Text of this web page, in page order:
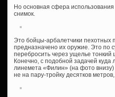
Но основная сфера использования
снимок.
Это бойцы-арбалетчики пехотных
предназначено их оружие. Это по
перебросить через ущелье тонкий
Конечно, с подобной задачей
линемета «Филин» (на фото
не на пару-тройку десятков